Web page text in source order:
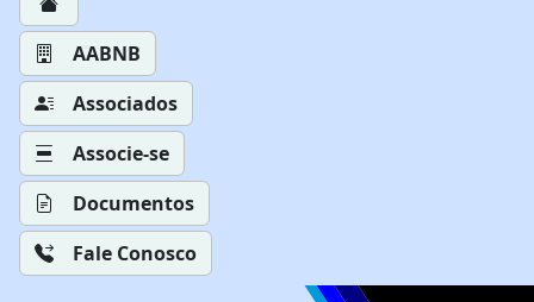
AABNB
Associados
Associe-se
Documentos
Fale Conosco